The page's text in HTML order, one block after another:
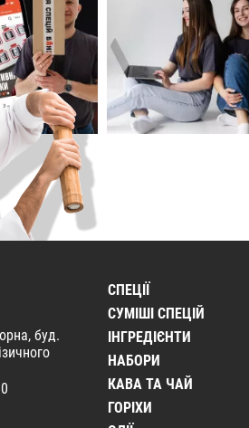
буд.
СПЕЦІЇ
CУМІШІ СПЕЦІЙ
ІНГРЕДІЄНТИ
НАБОРИ
КАВА ТА ЧАЙ
ГОРІХИ